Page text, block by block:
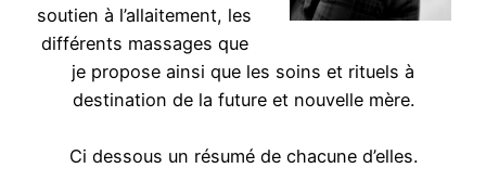
soutien à l’allaitement, les
différents massages que
je propose ainsi que les soins et rituels à
destination de la future et nouvelle mère.
Ci dessous un résumé de chacune d’elles.